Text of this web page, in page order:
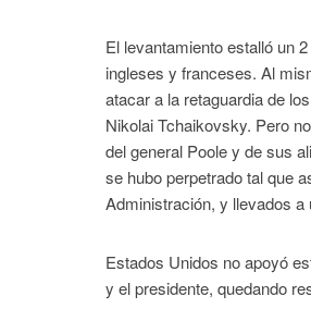
El levantamiento estalló un
ingleses y franceses. Al
atacar a la retaguardia de
Nikolai Tchaikovsky. Pero
del general Poole y de sus
se hubo perpetrado tal que
Administración, y llevados
Estados Unidos no apoyó
y el presidente, quedando